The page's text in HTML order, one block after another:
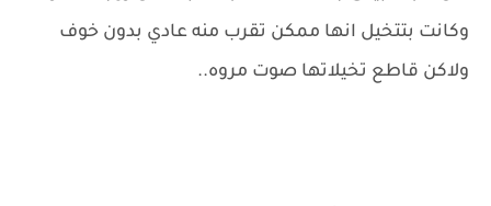
وكانت بتتخيل انها ممكن تقرب منه عادي بدون خوف
ولاكن قاطع تخيلاتها صوت مروه..